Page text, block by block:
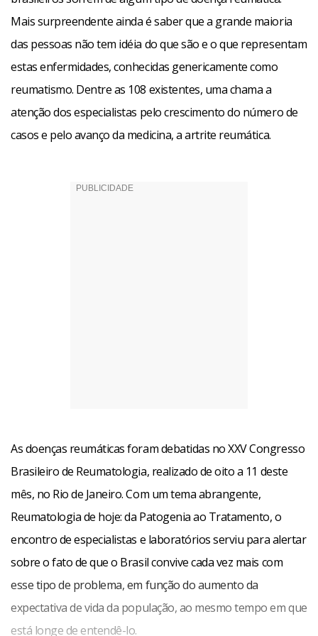
persistentes podem indicar alguma doença reumática”.
Um outro agravante relacionado a esses tipos de doenças
é que as pessoas demoram a diagnosticá-las. “Entre o
começo da dor articular até que a pessoa encontre o
tratamento leva de dois a quatro anos”, contabiliza, por
sua vez, o ex-presidente da SBR, Caio Moreira. “A
Até descobrir que tem alguma doença reumática e por
estar desinformada, explica o dr. Fernando , o paciente
procura desde o clínico geral até médicos de outras
especialidades, como o ortopedista. “É normal que ele
procure o clínico geral, por exemplo, mas é importante
que, no caso de uma patologia de caráter crônico, estes
Mais surpreendente ainda é saber que a grande maioria
das pessoas não tem idéia do que são e o que representam
estas enfermidades, conhecidas genericamente como
reumatismo. Dentre as 108 existentes, uma chama a
atenção dos especialistas pelo crescimento do número de
casos e pelo avanço da medicina, a artrite reumática.
As doenças reumáticas foram debatidas no XXV Congresso
Brasileiro de Reumatologia, realizado de oito a 11 deste
mês, no Rio de Janeiro. Com um tema abrangente,
Reumatologia de hoje: da Patogenia ao Tratamento, o
encontro de especialistas e laboratórios serviu para alertar
sobre o fato de que o Brasil convive cada vez mais com
esse tipo de problema, em função do aumento da
expectativa de vida da população, ao mesmo tempo em que
está longe de entendê-lo.